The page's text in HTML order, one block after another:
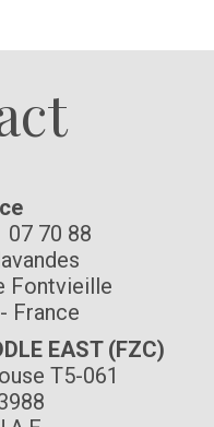
07 70 88
Fontvieille
France
EAST (FZC)
T5-061